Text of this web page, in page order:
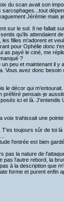
du scan avait son
Jérémie
sur le sol. Il ne fallait
qu'ils attendaient
filles m'adorent et
pour Ophélie donc
payé le ciné, me
?
peu et maintenant il y
Vous avez donc
le décor qui
pensais-je
ici et là. J'entendis
voix trahissait une
toujours sûr de toi là
l'entrée est bien
pas la nature de
l'autre rebord, la
à la description que
forme et purent enfin